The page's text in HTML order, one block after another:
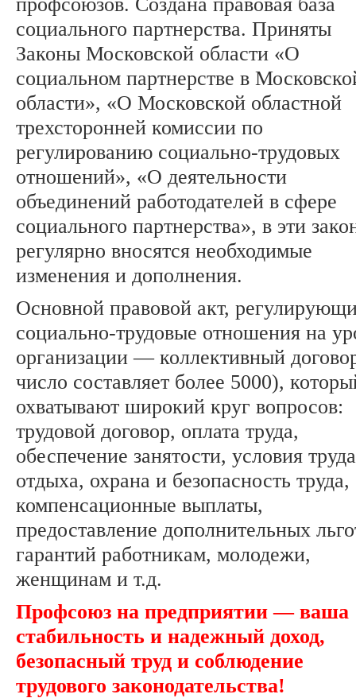
социального партнерства. Приняты
Законы Московской области «О
социальном партнерстве в
области», «О Московской областной
трехсторонней комиссии по
регулированию социально-трудовых
отношений», «О деятельности
объединений работодателей в сфере
социального партнерства», в эти
регулярно вносятся необходимые
изменения и дополнения.
Основной правовой акт,
социально-трудовые отношения на
организации — коллективный
число составляет более 5000),
охватывают широкий круг вопросов:
трудовой договор, оплата труда,
обеспечение занятости, условия
отдыха, охрана и безопасность труда,
компенсационные выплаты,
предоставление дополнительных
гарантий работникам, молодежи,
женщинам и т.д.
Профсоюз на предприятии — ваша
стабильность и надежный доход,
безопасный труд и соблюдение
трудового законодательства!